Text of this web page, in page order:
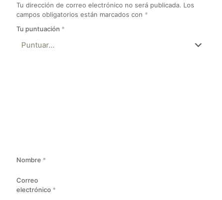
Tu dirección de correo electrónico no será publicada. Los
campos obligatorios están marcados con *
Tu puntuación *
Nombre *
Correo
electrónico *